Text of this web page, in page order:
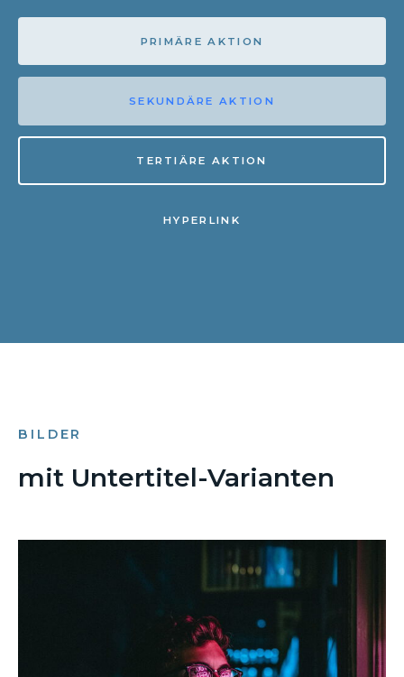
PRIMÄRE AKTION
SEKUNDÄRE AKTION
TERTIÄRE AKTION
HYPERLINK
BILDER
mit Untertitel-Varianten